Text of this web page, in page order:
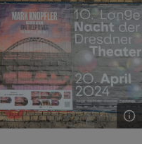
2
hours
This
help